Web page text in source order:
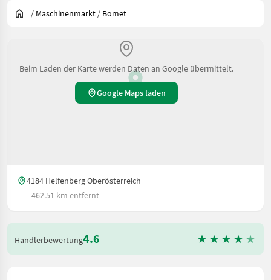
/ Maschinenmarkt / Bomet
Beim Laden der Karte werden Daten an Google übermittelt.
Google Maps laden
4184 Helfenberg Oberösterreich
462.51 km entfernt
Händlerbewertung4.6